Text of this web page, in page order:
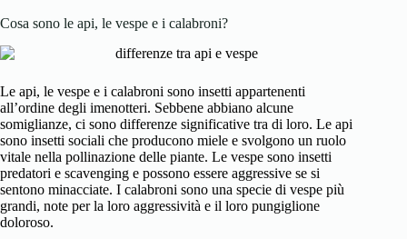
Cosa sono le api, le vespe e i calabroni?
Le api, le vespe e i calabroni sono insetti appartenenti
all’ordine degli imenotteri. Sebbene abbiano alcune
somiglianze, ci sono differenze significative tra di loro. Le api
sono insetti sociali che producono miele e svolgono un ruolo
vitale nella pollinazione delle piante. Le vespe sono insetti
predatori e scavenging e possono essere aggressive se si
sentono minacciate. I calabroni sono una specie di vespe più
grandi, note per la loro aggressività e il loro pungiglione
doloroso.